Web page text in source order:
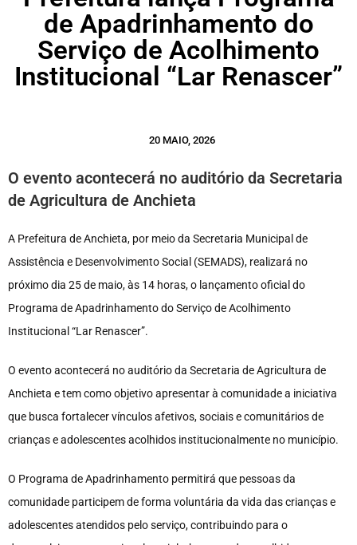
de Apadrinhamento do
Serviço de Acolhimento
Institucional “Lar Renascer”
20 MAIO, 2026
O evento acontecerá no auditório da Secretaria
de Agricultura de Anchieta
A Prefeitura de Anchieta, por meio da Secretaria Municipal de
Assistência e Desenvolvimento Social (SEMADS), realizará no
próximo dia 25 de maio, às 14 horas, o lançamento oficial do
Programa de Apadrinhamento do Serviço de Acolhimento
Institucional “Lar Renascer”.
O evento acontecerá no auditório da Secretaria de Agricultura de
Anchieta e tem como objetivo apresentar à comunidade a iniciativa
que busca fortalecer vínculos afetivos, sociais e comunitários de
crianças e adolescentes acolhidos institucionalmente no município.
O Programa de Apadrinhamento permitirá que pessoas da
comunidade participem de forma voluntária da vida das crianças e
adolescentes atendidos pelo serviço, contribuindo para o